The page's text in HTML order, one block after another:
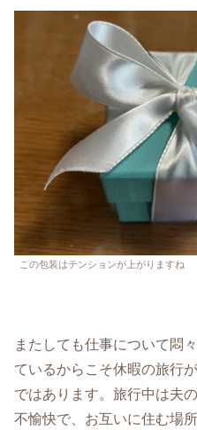
この包装はテンションが上がりますね
またしても仕事について悶
ているからこそ休暇の旅行
ではあります。旅行中は夫
不愉快で、お互いに住む場